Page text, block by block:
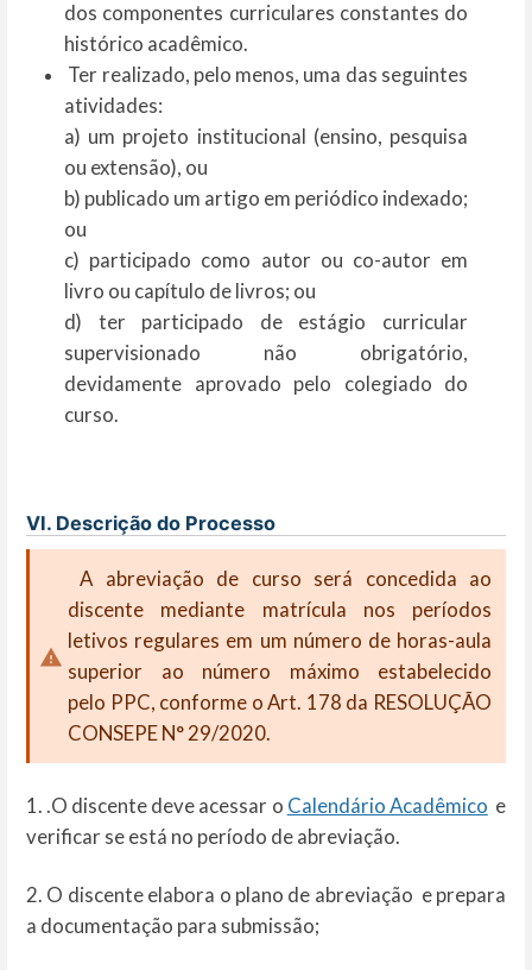
dos componentes curriculares constantes do
histórico acadêmico.
Ter realizado, pelo menos, uma das seguintes
atividades:
a) um projeto institucional (ensino, pesquisa
ou extensão), ou
b) publicado um artigo em periódico indexado;
ou
c) participado como autor ou co-autor em
livro ou capítulo de livros; ou
d) ter participado de estágio curricular
supervisionado não obrigatório,
devidamente aprovado pelo colegiado do
curso.
VI. Descrição do Processo
A abreviação de curso será concedida ao
discente mediante matrícula nos períodos
letivos regulares em um número de horas-aula
superior ao número máximo estabelecido
pelo PPC, conforme o Art. 178 da RESOLUÇÃO
CONSEPE N° 29/2020.
1. .O discente deve acessar o Calendário Acadêmico e
verificar se está no período de abreviação.
2. O discente elabora o plano de abreviação e prepara
a documentação para submissão;